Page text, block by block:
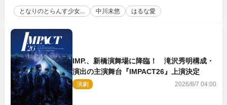
となりのとらんす少女... 中川未悠 はるな愛
IMP.、新橋演舞場に降臨！ 滝沢秀明構成・
演出の主演舞台『IMPACT26』上演決定
演劇 2026/8/7 04:00